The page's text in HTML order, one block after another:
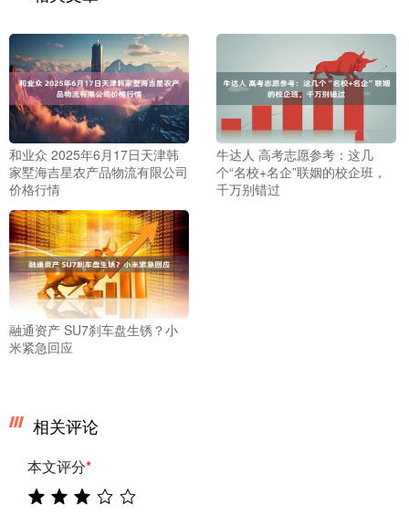
和业众 2025年6月17日天津韩
家墅海吉星农产品物流有限公司
价格行情
牛达人 高考志愿参考：这几
个“名校+名企”联姻的校企班，
千万别错过
融通资产 SU7刹车盘生锈？小
米紧急回应
相关评论
本文评分*